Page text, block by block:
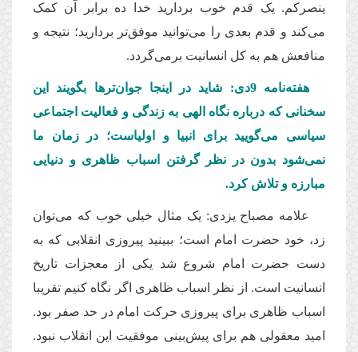
ینصرکم. یک قدم خوب بردارید خدا ده برابر آن کمک
می‌کند و قدم بعدی را می‌توانید موفق‌تر بردارید؛ نتیجه و
منافعش هم به کل انسانیت برمی‌گردد.
هفته‌نامه 9دی: شاید در اینجا جوان‌ترها بگویند این
سخنانی که درباره نگاه الهی به زندگی و فعالیت اجتماعی
سیاسی می‌گویید برای انبیا و اولیاست؛ در زمان ما
نمی‌شود بدون در نظر گرفتن اسباب ظاهری و دنیایی
مبارزه و تلاش کرد.
علامه مصباح یزدی: یک مثال خیلی خوب که می‌توان
زد، خود حضرت‌ امام است؛ ببینید پیروزی انقلابی که به
دست حضرت‌ امام شروع شد یکی از معجزات تاریخ
انسانیت است. از نظر اسباب ظاهری اگر نگاه کنیم تقریبا
اسباب ظاهری برای پیروزی حرکت‌ امام در حد صفر بود.‌
امید معقولی هم برای پیش‌بینی موفقیت این انقلاب نبود.